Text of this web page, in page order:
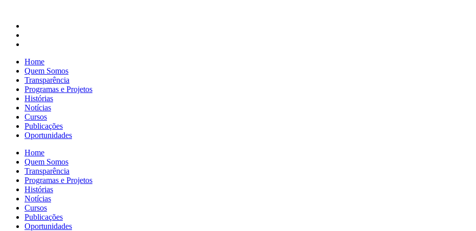
Home
Quem Somos
Transparência
Programas e Projetos
Histórias
Notícias
Cursos
Publicações
Oportunidades
Home
Quem Somos
Transparência
Programas e Projetos
Histórias
Notícias
Cursos
Publicações
Oportunidades